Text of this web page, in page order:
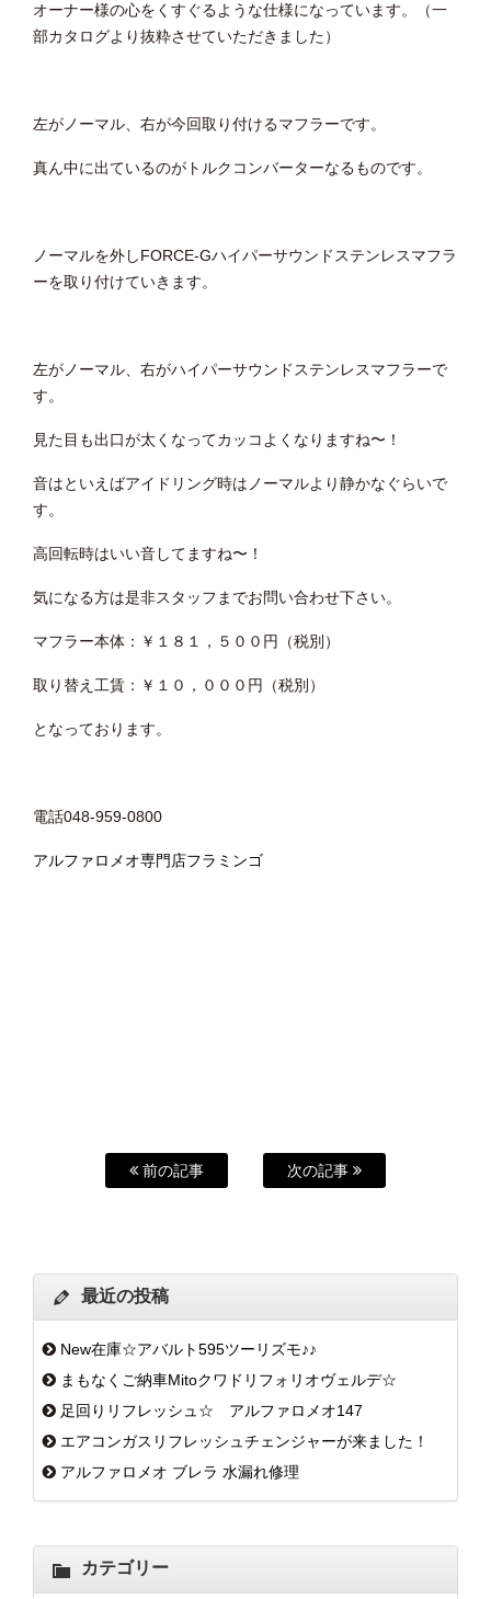
オーナー様の心をくすぐるような仕様になっています。（一
部カタログより抜粋させていただきました）
左がノーマル、右が今回取り付けるマフラーです。
真ん中に出ているのがトルクコンバーターなるものです。
ノーマルを外しFORCE-Gハイパーサウンドステンレスマフラ
ーを取り付けていきます。
左がノーマル、右がハイパーサウンドステンレスマフラーで
す。
見た目も出口が太くなってカッコよくなりますね〜！
音はといえばアイドリング時はノーマルより静かなぐらいで
す。
高回転時はいい音してますね〜！
気になる方は是非スタッフまでお問い合わせ下さい。
マフラー本体：￥１８１，５００円（税別）
取り替え工賃：￥１０，０００円（税別）
となっております。
電話048-959-0800
アルファロメオ専門店フラミンゴ
前の記事 次の記事
最近の投稿
New在庫☆アバルト595ツーリズモ♪♪
まもなくご納車Mitoクワドリフォリオヴェルデ☆
足回りリフレッシュ☆ アルファロメオ147
エアコンガスリフレッシュチェンジャーが来ました！
アルファロメオ ブレラ 水漏れ修理
カテゴリー